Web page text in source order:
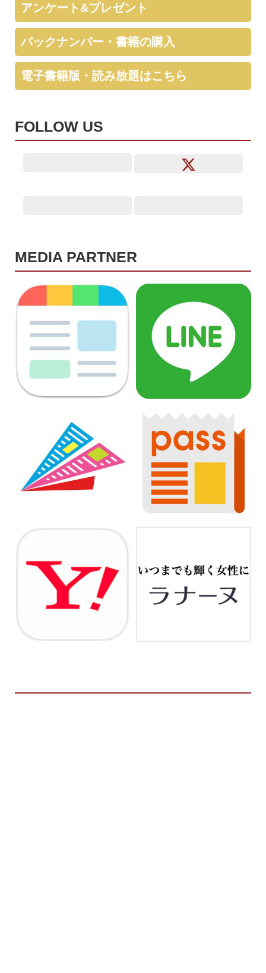
アンケート&プレゼント
バックナンバー・書籍の購入
電子書籍版・読み放題はこちら
FOLLOW US
MEDIA PARTNER